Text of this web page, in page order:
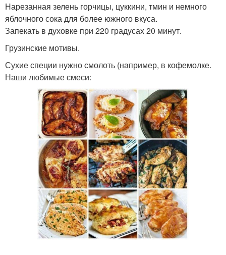
Нарезанная зелень горчицы, цуккини, тмин и немного
яблочного сока для более южного вкуса.
Запекать в духовке при 220 градусах 20 минут.
Грузинские мотивы.
Сухие специи нужно смолоть (например, в кофемолке.
Наши любимые смеси: